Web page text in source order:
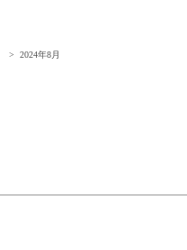
2024年8月